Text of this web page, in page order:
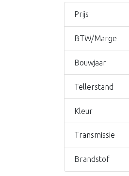
Prijs
BTW/Marge
Bouwjaar
Tellerstand
Kleur
Transmissie
Brandstof